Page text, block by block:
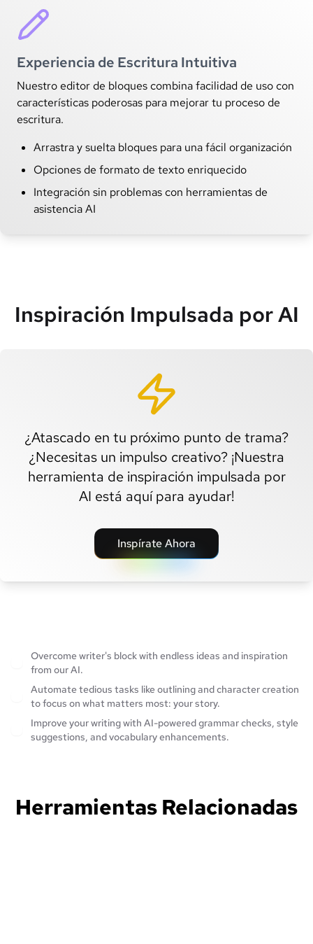
Experiencia de Escritura Intuitiva
Nuestro editor de bloques combina facilidad de uso con
características poderosas para mejorar tu proceso de
escritura.
Arrastra y suelta bloques para una fácil organización
Opciones de formato de texto enriquecido
Integración sin problemas con herramientas de
asistencia AI
Inspiración Impulsada por AI
¿Atascado en tu próximo punto de trama?
¿Necesitas un impulso creativo? ¡Nuestra
herramienta de inspiración impulsada por
AI está aquí para ayudar!
Inspírate Ahora
Overcome writer's block with endless ideas and inspiration
from our AI.
Automate tedious tasks like outlining and character creation
to focus on what matters most: your story.
Improve your writing with AI-powered grammar checks, style
suggestions, and vocabulary enhancements.
Herramientas Relacionadas